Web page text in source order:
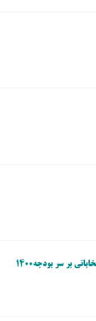
بر سر بودجه۱۴۰۰